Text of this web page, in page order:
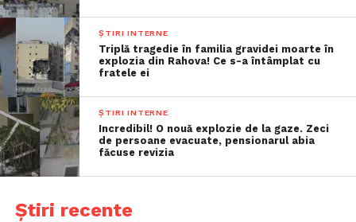
ȘTIRI INTERNE
Triplă tragedie în familia gravidei moarte în
explozia din Rahova! Ce s-a întâmplat cu
fratele ei
ȘTIRI INTERNE
Incredibil! O nouă explozie de la gaze. Zeci
de persoane evacuate, pensionarul abia
făcuse revizia
Știri recente